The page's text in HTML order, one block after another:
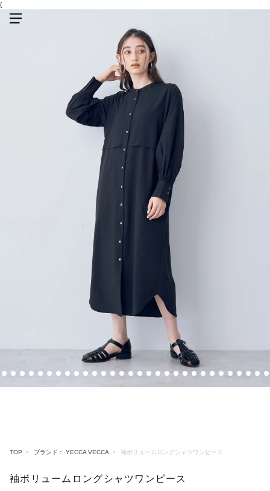
{
TOP ブランド： YECCA VECCA 袖ボリュームロングシャツワンピース
袖ボリュームロングシャツワンピース
4 5 6 7 8 9 10 11 12 13 14 15 16 17 18 19 20 21 22 23 24 25 26 27 28 29 30 31 32 33